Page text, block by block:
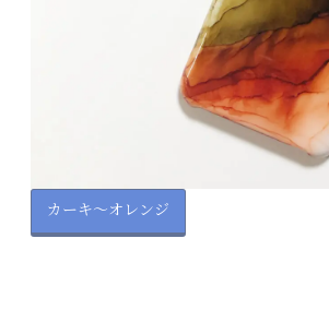
カーキ～オレンジ